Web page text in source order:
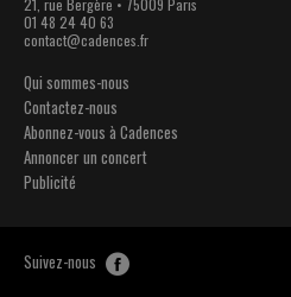
21, rue Bergère • 75009 Paris
01 48 24 40 63
contact@cadences.fr
Qui sommes-nous
Contactez-nous
Abonnez-vous à Cadences
Annoncer un concert
Publicité
Suivez-nous